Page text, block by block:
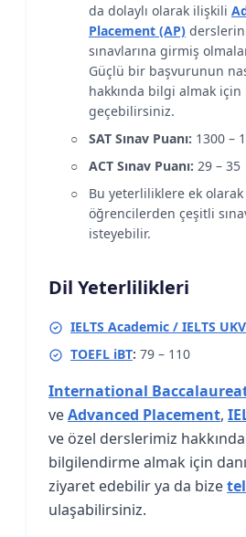
da dolaylı olarak ilişkili
Placement (AP)
sınavlarına girmiş
Güçlü bir başvurunun
hakkında bilgi almak
geçebilirsiniz.
SAT Sınav Puanı: 1300 –
ACT Sınav Puanı: 29 – 35
Bu yeterliliklere ek
öğrencilerden çeşitli
isteyebilir.
Dil Yeterlilikleri
IELTS Academic / IELTS
TOEFL iBT: 79 – 110
International
veAdvanced Placement,
ve özel derslerimiz
bilgilendirme almak için
ziyaret edebilir ya da bize
ulaşabilirsiniz.